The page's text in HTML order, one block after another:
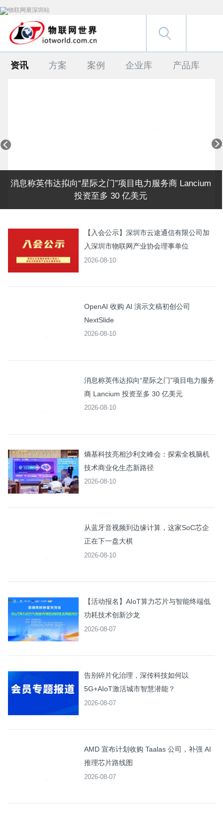
资讯 方案 案例 企业库 产品库
消息称英伟达拟向“星际之门”项目电力服务商 Lancium
投资至多 30 亿美元
 
【入会公示】深圳市云途通信有限公司加
入深圳市物联网产业协会理事单位
2026-08-10
OpenAI 收购 AI 演示文稿初创公司
NextSlide
2026-08-10
消息称英伟达拟向“星际之门”项目电力服务
商 Lancium 投资至多 30 亿美元
2026-08-10
熵基科技亮相沙利文峰会：探索全栈脑机
技术商业化生态新路径
2026-08-10
从蓝牙音视频到边缘计算，这家SoC芯企
正在下一盘大棋
2026-08-10
【活动报名】AIoT算力芯片与智能终端低
功耗技术创新沙龙
2026-08-07
告别碎片化治理，深传科技如何以
5G+AIoT激活城市智慧潜能？
2026-08-07
AMD 宣布计划收购 Taalas 公司，补强 AI
推理芯片路线图
2026-08-07